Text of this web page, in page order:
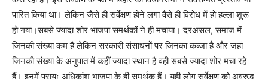
पारित किया था। लेकिन जैसे ही सर्वेक्षण होने लगा वैसे ही विरोध में हो हल्ला शुरू
हो गया।सबसे ज्यादा शोर भाजपा समर्थकों ने ही मचाया। दरअसल, समाज में
जिनकी संख्या कम है लेकिन सरकारी संसाधनों पर जिनका कब्जा है और जहां
जिनकी संख्या के अनुपात में कहीं ज्यादा स्थान है वही सबसे ज्यादा शोर मचा रहे
हैं। इनमें प्रायः अधिकांश भाजपा के ही समर्थक हैं। यही लोग सर्वेक्षण को अवरुद्ध